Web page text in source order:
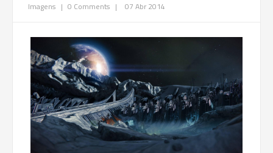
Imagens | 0 Comments | 07 Abr 2014